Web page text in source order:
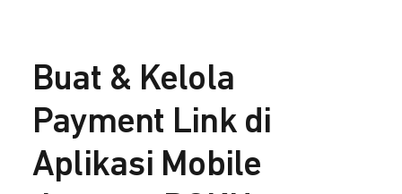
Buat & Kelola
Payment Link di
Aplikasi Mobile